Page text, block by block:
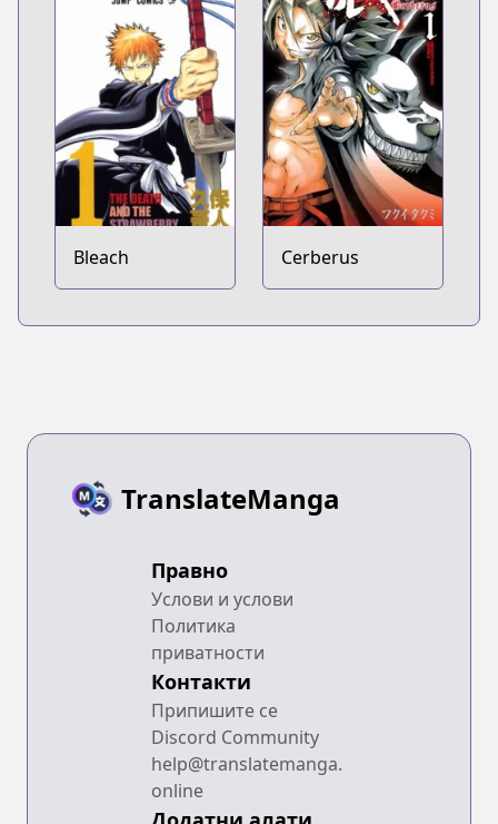
Bleach Cerberus
TranslateManga
Правно
Услови и услови
Политика
приватности
Контакти
Припишите се
Discord Community
help@translatemanga.
online